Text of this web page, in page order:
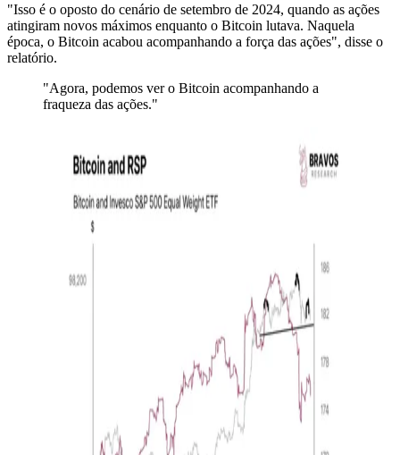
"Isso é o oposto do cenário de setembro de 2024, quando as ações
atingiram novos máximos enquanto o Bitcoin lutava. Naquela
época, o Bitcoin acabou acompanhando a força das ações", disse o
relatório.
"Agora, podemos ver o Bitcoin acompanhando a
fraqueza das ações."